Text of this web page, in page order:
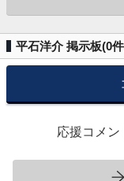
平石洋介 掲示板(0
応援コメン